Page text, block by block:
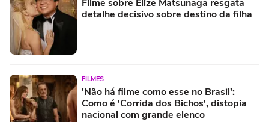
Filme sobre Elize Matsunaga resgata
detalhe decisivo sobre destino da filha
FILMES
'Não há filme como esse no Brasil':
Como é 'Corrida dos Bichos', distopia
nacional com grande elenco